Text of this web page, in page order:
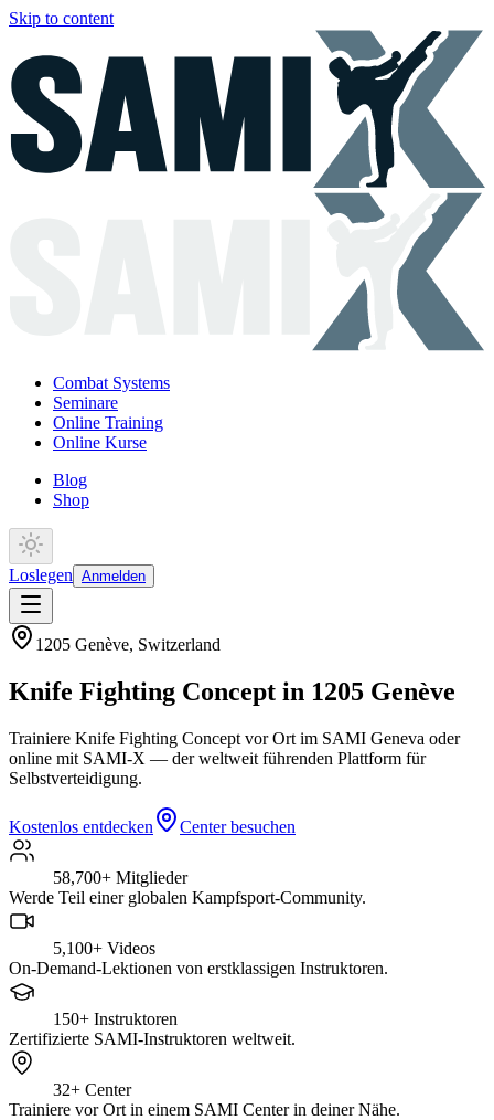
Skip to content
Combat Systems
Seminare
Online Training
Online Kurse
Blog
Shop
Loslegen Anmelden
1205 Genève, Switzerland
Knife Fighting Concept in 1205 Genève
Trainiere Knife Fighting Concept vor Ort im SAMI Geneva oder
online mit SAMI-X — der weltweit führenden Plattform für
Selbstverteidigung.
Kostenlos entdecken Center besuchen
58,700+ Mitglieder
Werde Teil einer globalen Kampfsport-Community.
5,100+ Videos
On-Demand-Lektionen von erstklassigen Instruktoren.
150+ Instruktoren
Zertifizierte SAMI-Instruktoren weltweit.
32+ Center
Trainiere vor Ort in einem SAMI Center in deiner Nähe.